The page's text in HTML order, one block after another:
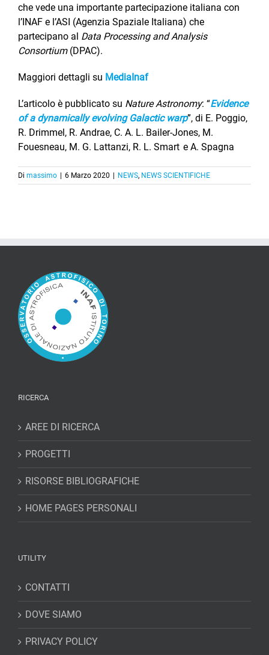
che vede una importante partecipazione italiana con
l’INAF e l’ASI (Agenzia Spaziale Italiana) che
partecipano al Data Processing and Analysis
Consortium(DPAC).
Maggiori dettagli su MediaInaf
L’articolo è pubblicato su Nature Astronomy: “Evidence
of a dynamically evolving Galactic warp”, di E. Poggio,
R. Drimmel, R. Andrae, C. A. L. Bailer-Jones, M.
Fouesneau, M. G. Lattanzi, R. L. Smart e A. Spagna
Di massimo 6 Marzo 2020 NEWS, NEWS SCIENTIFICHE
RICERCA
AREE DI RICERCA
PROGETTI
RISORSE BIBLIOGRAFICHE
HOME PAGES PERSONALI
UTILITY
CONTATTI
DOVE SIAMO
PRIVACY POLICY